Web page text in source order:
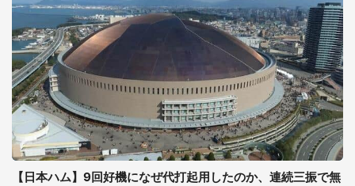
【日本ハム】9回好機になぜ代打起用したのか、連続三振で無